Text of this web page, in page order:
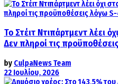
Το Στέιτ Ντιπάρτμεντ λέει
Δεν πληροί τις
by CulpaNews Team
22 Ιουλίου, 2026